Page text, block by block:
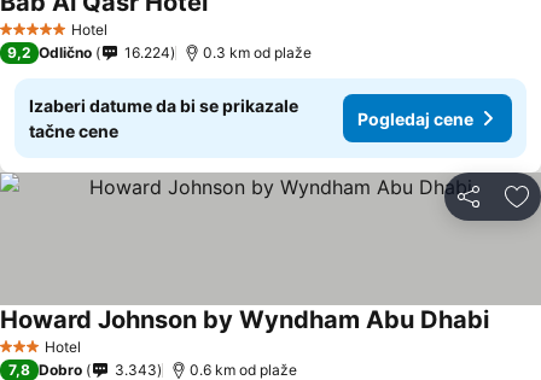
5 ZvezdiceHotel
Pogledaj cene
9,2 Odlično 16.224 0.3 km od plaže
Izaberi datume da bi se prikazale
tačne cene
Pogledaj cene
Deli
3 Zvezdice
Hotel
Howard Johnson by Wyndham Abu Dhabi
7,8 Dobro 3.343 0.6 km od plaže